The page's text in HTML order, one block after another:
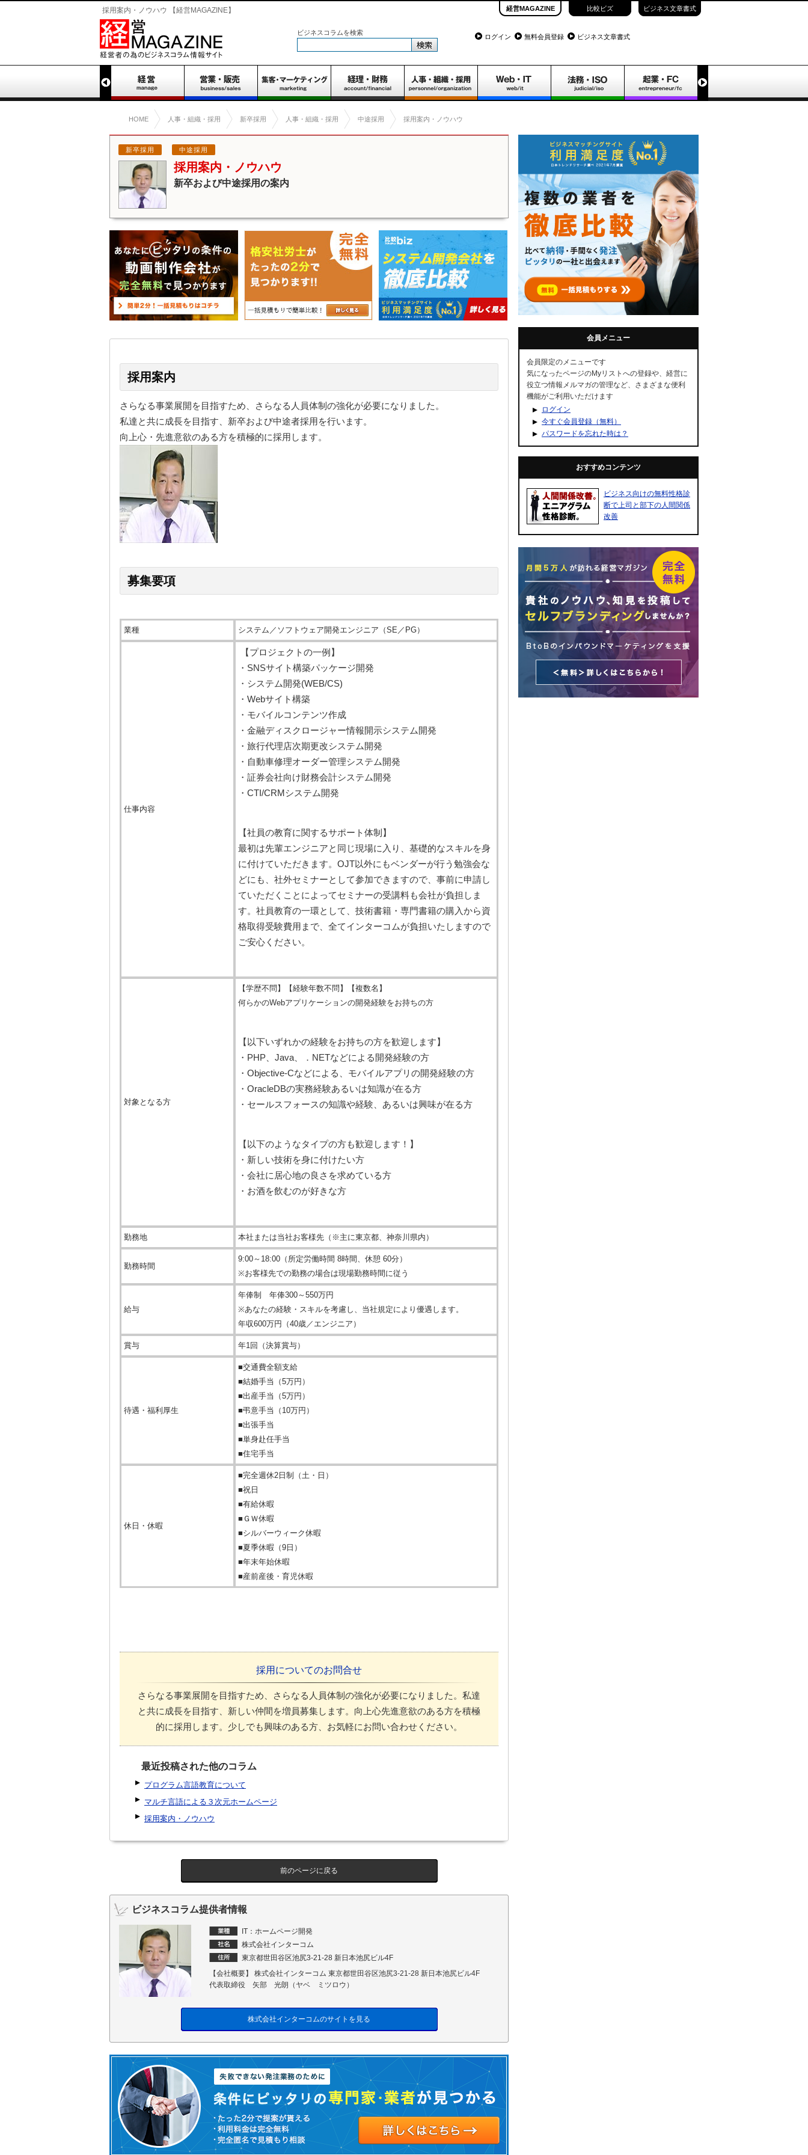
経営MAGAZINE 比較ビズ ビジネス文章書式
採用案内・ノウハウ 【経営MAGAZINE】
ビジネスコラムを検索
ログイン 無料会員登録 ビジネス文章書式
HOME 人事・組織・採用 新卒採用 人事・組織・採用 中途採用 採用案内・ノウハウ
新卒採用 中途採用
採用案内・ノウハウ
新卒および中途採用の案内
採用案内
さらなる事業展開を目指すため、さらなる人員体制の強化が必要になりました。
私達と共に成長を目指す、新卒および中途者採用を行います。
向上心・先進意欲のある方を積極的に採用します。
募集要項
業種 システム／ソフトウェア開発エンジニア（SE／PG）
仕事内容
【プロジェクトの一例】
・SNSサイト構築パッケージ開発
・システム開発(WEB/CS)
・Webサイト構築
・モバイルコンテンツ作成
・金融ディスクロージャー情報開示システム開発
・旅行代理店次期更改システム開発
・自動車修理オーダー管理システム開発
・証券会社向け財務会計システム開発
・CTI/CRMシステム開発
【社員の教育に関するサポート体制】
最初は先輩エンジニアと同じ現場に入り、基礎的なスキルを身
に付けていただきます。OJT以外にもベンダーが行う勉強会な
どにも、社外セミナーとして参加できますので、事前に申請し
ていただくことによってセミナーの受講料も会社が負担しま
す。社員教育の一環として、技術書籍・専門書籍の購入から資
格取得受験費用まで、全てインターコムが負担いたしますので
ご安心ください。
対象となる方
【学歴不問】【経験年数不問】【複数名】
何らかのWebアプリケーションの開発経験をお持ちの方
【以下いずれかの経験をお持ちの方を歓迎します】
・PHP、Java、．NETなどによる開発経験の方
・Objective-Cなどによる、モバイルアプリの開発経験の方
・OracleDBの実務経験あるいは知識が在る方
・セールスフォースの知識や経験、あるいは興味が在る方
【以下のようなタイプの方も歓迎します！】
・新しい技術を身に付けたい方
・会社に居心地の良さを求めている方
・お酒を飲むのが好きな方
勤務地 本社または当社お客様先（※主に東京都、神奈川県内）
勤務時間
9:00～18:00（所定労働時間 8時間、休憩 60分）
※お客様先での勤務の場合は現場勤務時間に従う
給与
年俸制 年俸300～550万円
※あなたの経験・スキルを考慮し、当社規定により優遇します。
年収600万円（40歳／エンジニア）
賞与 年1回（決算賞与）
待遇・福利厚生
■交通費全額支給
■結婚手当（5万円）
■出産手当（5万円）
■弔意手当（10万円）
■出張手当
■単身赴任手当
■住宅手当
休日・休暇
■完全週休2日制（土・日）
■祝日
■有給休暇
■ＧＷ休暇
■シルバーウィーク休暇
■夏季休暇（9日）
■年末年始休暇
■産前産後・育児休暇
採用についてのお問合せ
さらなる事業展開を目指すため、さらなる人員体制の強化が必要になりました。私達
と共に成長を目指す、新しい仲間を増員募集します。向上心先進意欲のある方を積極
的に採用します。少しでも興味のある方、お気軽にお問い合わせください。
最近投稿された他のコラム
プログラム言語教育について
マルチ言語による３次元ホームページ
採用案内・ノウハウ
前のページに戻る
ビジネスコラム提供者情報
IT：ホームページ開発
株式会社インターコム
東京都世田谷区池尻3-21-28 新日本池尻ビル4F
【会社概要】 株式会社インターコム 東京都世田谷区池尻3-21-28 新日本池尻ビル4F
代表取締役 矢部 光朗（ヤベ ミツロウ）
株式会社インターコムのサイトを見る
会員メニュー
会員限定のメニューです
気になったページのMyリストへの登録や、経営に
役立つ情報メルマガの管理など、さまざまな便利
機能がご利用いただけます
ログイン
今すぐ会員登録（無料）
パスワードを忘れた時は？
おすすめコンテンツ
ビジネス向けの無料性格診
断で上司と部下の人間関係
改善